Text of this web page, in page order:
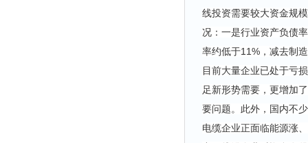
线投资需要较大资金规
况：一是行业资产负债
率约低于11%，减去制
目前大量企业已处于亏
足新形势需要，更增加
要问题。此外，国内不
电缆企业正面临能源涨